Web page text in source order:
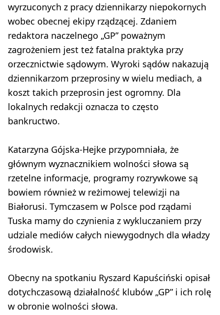
wyrzuconych z pracy dziennikarzy niepokornych
wobec obecnej ekipy rządzącej. Zdaniem
redaktora naczelnego „GP” poważnym
zagrożeniem jest też fatalna praktyka przy
orzecznictwie sądowym. Wyroki sądów nakazują
dziennikarzom przeprosiny w wielu mediach, a
koszt takich przeprosin jest ogromny. Dla
lokalnych redakcji oznacza to często
bankructwo.
Katarzyna Gójska-Hejke przypomniała, że
głównym wyznacznikiem wolności słowa są
rzetelne informacje, programy rozrywkowe są
bowiem również w reżimowej telewizji na
Białorusi. Tymczasem w Polsce pod rządami
Tuska mamy do czynienia z wykluczaniem przy
udziale mediów całych niewygodnych dla władzy
środowisk.
Obecny na spotkaniu Ryszard Kapuściński opisał
dotychczasową działalność klubów „GP” i ich rolę
w obronie wolności słowa.